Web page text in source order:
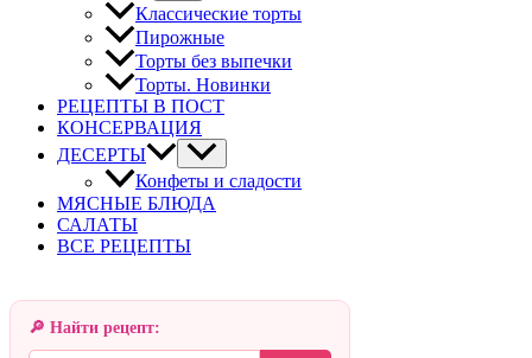
Классические торты
Пирожные
Торты без выпечки
Торты. Новинки
РЕЦЕПТЫ В ПОСТ
КОНСЕРВАЦИЯ
ДЕСЕРТЫ
Конфеты и сладости
МЯСНЫЕ БЛЮДА
САЛАТЫ
ВСЕ РЕЦЕПТЫ
🔎 Найти рецепт: